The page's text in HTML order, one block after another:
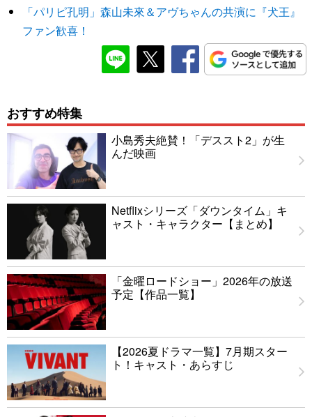
「パリピ孔明」森山未來＆アヴちゃんの共演に『犬王』
ファン歓喜！
おすすめ特集
小島秀夫絶賛！「デススト2」が生
んだ映画
Netflixシリーズ「ダウンタイム」キ
ャスト・キャラクター【まとめ】
「金曜ロードショー」2026年の放送
予定【作品一覧】
【2026夏ドラマ一覧】7月期スター
ト！キャスト・あらすじ